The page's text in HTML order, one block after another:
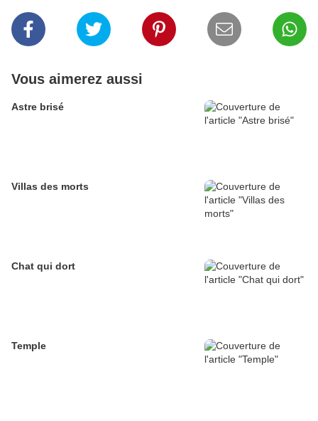
Vous aimerez aussi
Astre brisé
Villas des morts
Chat qui dort
Temple